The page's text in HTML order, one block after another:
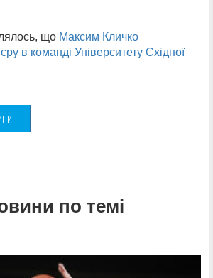
що Максим Кличко
в команді Університету Східної
по темі